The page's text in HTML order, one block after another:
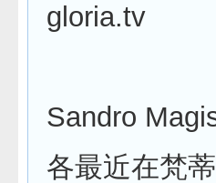
gloria.tv
Sandro
各最近在梵